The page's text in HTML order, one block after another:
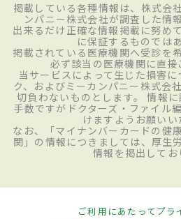
掲載している各種情報は、株式会
ンパニー株式会社が調査した情
出来るだけ正確な情報掲載に努め
に保証するものでは
掲載されている医療機関へ受診を
必ず該当の医療機関に直接
当サービスによって生じた損害
ク、およびミーカンパニー株式会
切負わないものとします。 情報
手数ですがドクターズ・ファイル
けますようお願いい
なお、「マイナンバーカードの健
関」の情報につきましては、厚生
情報を掲出してお
ご利用にあたってプラ